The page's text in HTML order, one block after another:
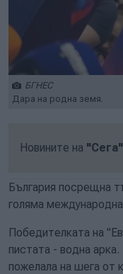
БГНЕС
Дара на родна земя.
Новините на "Сега"
България посрещна
голяма
Победителката на
пистата - водна
пожелала на шега от